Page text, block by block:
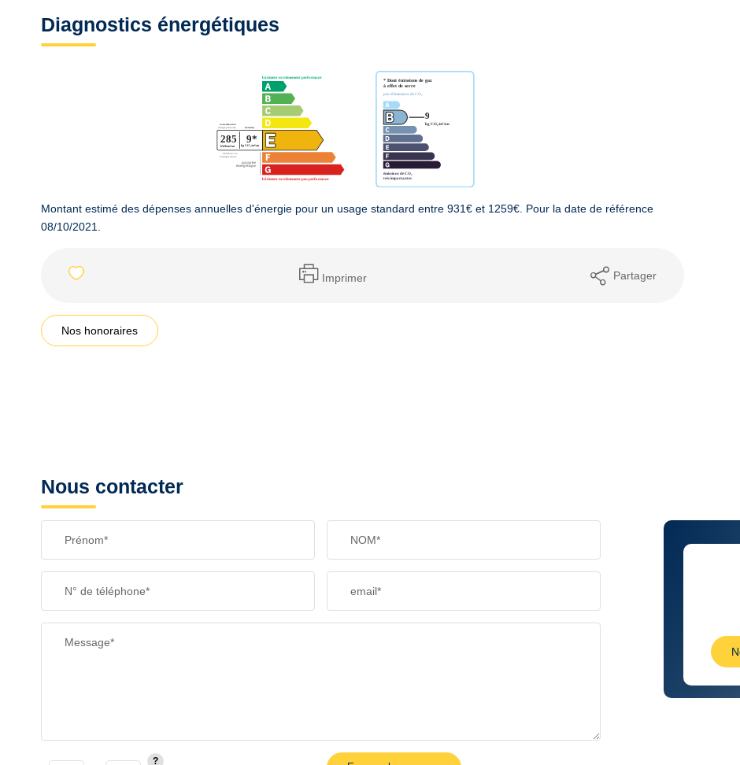
Diagnostics énergétiques
Montant estimé des dépenses annuelles d'énergie pour un usage standard entre 931€ et 1259€. Pour la date de référence
08/10/2021.
Imprimer Partager
Nos honoraires
Nous contacter
Prénom* NOM*
N° de téléphone* email*
Message*